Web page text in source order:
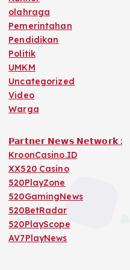
olahraga
Pemerintahan
Pendidikan
Politik
UMKM
Uncategorized
Video
Warga
𝗣𝗮𝗿𝘁𝗻𝗲𝗿 𝗡𝗲𝘄𝘀 𝗡𝗲𝘁𝘄𝗼𝗿𝗸 :
KroonCasino.ID
XX520 Casino
520PlayZone
520GamingNews
520BetRadar
520PlayScope
AV7PlayNews